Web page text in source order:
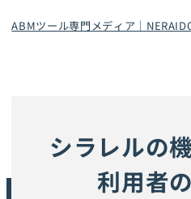
ABMツール専門メディア｜
シラレルの
利用者